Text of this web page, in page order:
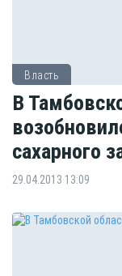
Власть
В
сахарного
29.04.2013 13:09